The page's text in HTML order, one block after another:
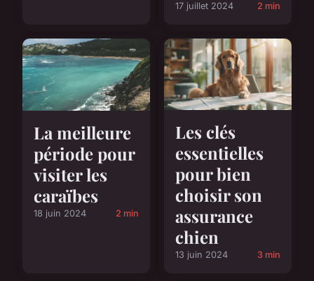
17 juillet 2024 2 min
La meilleure
période pour
visiter les
caraïbes
18 juin 2024 2 min
Les clés
essentielles
pour bien
choisir son
assurance
chien
13 juin 2024 3 min